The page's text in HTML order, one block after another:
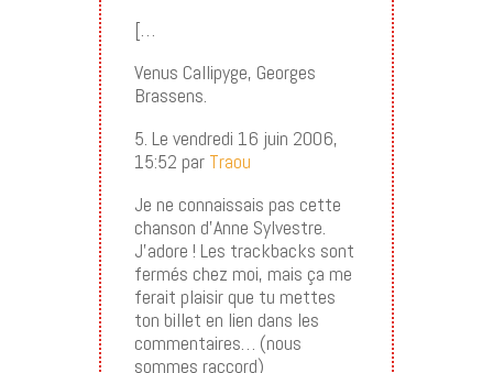
[…
Venus Callipyge, Georges
Brassens.
5. Le vendredi 16 juin 2006,
15:52 par Traou
Je ne connaissais pas cette
chanson d’Anne Sylvestre.
J’adore ! Les trackbacks sont
fermés chez moi, mais ça me
ferait plaisir que tu mettes
ton billet en lien dans les
commentaires… (nous
sommes raccord)